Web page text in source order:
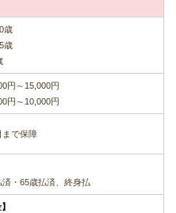
歳
歳
円～15,000円
円～10,000円
まで保障
・65歳払済、終身払